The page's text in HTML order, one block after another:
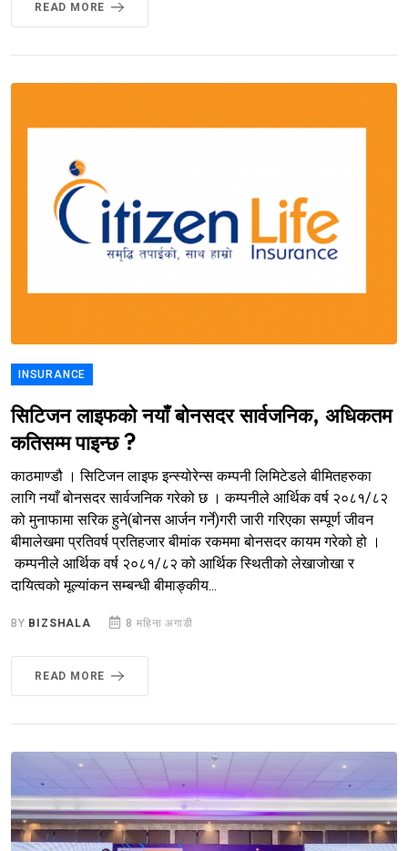
READ MORE
INSURANCE
सिटिजन लाइफको नयाँ बोनसदर सार्वजनिक, अधिकतम
कतिसम्म पाइन्छ ?
काठमाण्डौ । सिटिजन लाइफ इन्स्योरेन्स कम्पनी लिमिटेडले बीमितहरुका
लागि नयाँ बोनसदर सार्वजनिक गरेको छ । कम्पनीले आर्थिक वर्ष २०८१/८२
को मुनाफामा सरिक हुने(बोनस आर्जन गर्ने)गरी जारी गरिएका सम्पूर्ण जीवन
बीमालेखमा प्रतिवर्ष प्रतिहजार बीमांक रकममा बोनसदर कायम गरेको हो ।
कम्पनीले आर्थिक वर्ष २०८१/८२ को आर्थिक स्थितीको लेखाजोखा र
दायित्वको मूल्यांकन सम्बन्धी बीमाङ्कीय...
BY BIZSHALA 8 महिना अगाडी
READ MORE